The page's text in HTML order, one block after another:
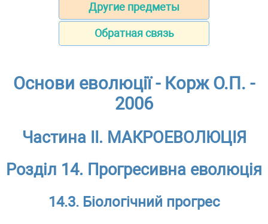
Другие предметы
Обратная связь
Основи еволюції - Корж О.П. -
2006
Частина ІІ. МАКРОЕВОЛЮЦІЯ
Розділ 14. Прогресивна еволюція
14.3. Біологічний прогрес